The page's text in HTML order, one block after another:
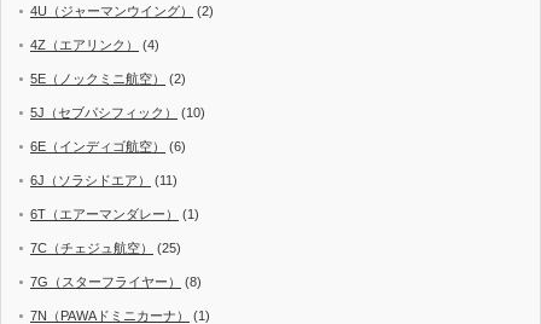
4U（ジャーマンウイング） (2)
4Z（エアリンク） (4)
5E（ノックミニ航空） (2)
5J（セブパシフィック） (10)
6E（インディゴ航空） (6)
6J（ソラシドエア） (11)
6T（エアーマンダレー） (1)
7C（チェジュ航空） (25)
7G（スターフライヤー） (8)
7N（PAWAドミニカーナ） (1)